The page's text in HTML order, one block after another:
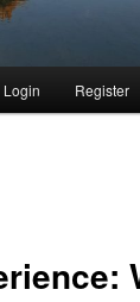
Login Register